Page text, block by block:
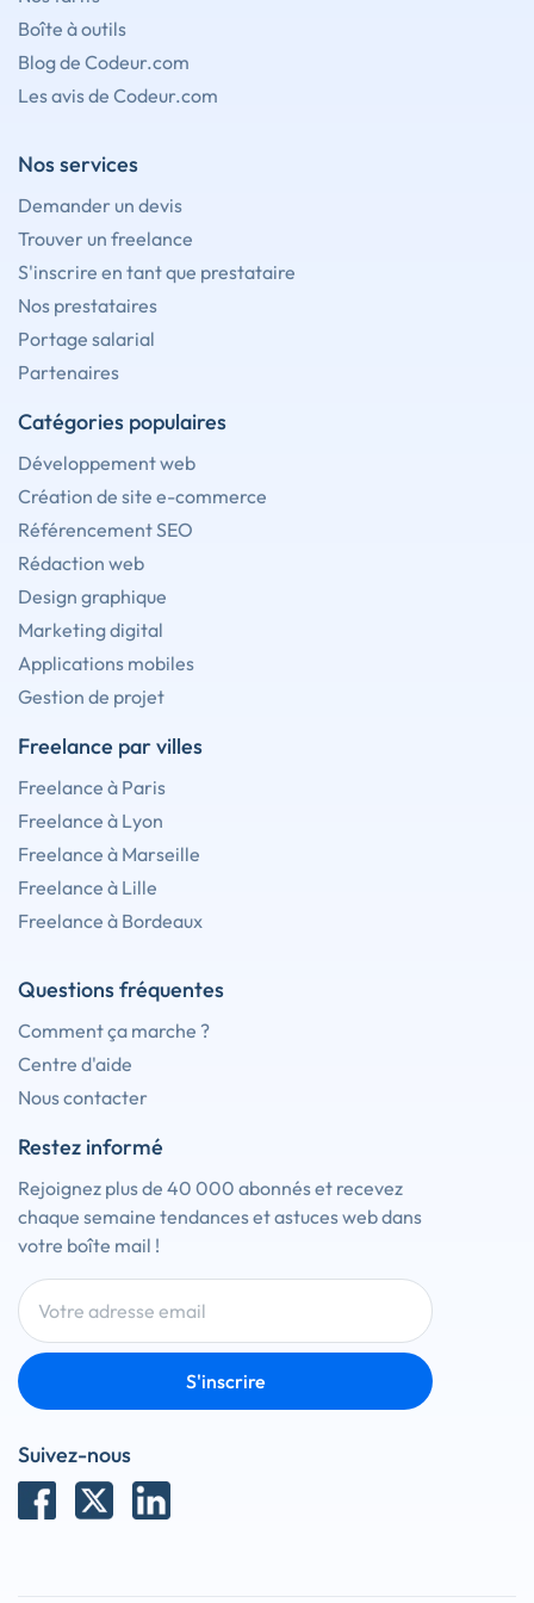
Boîte à outils
Blog de Codeur.com
Les avis de Codeur.com
Nos services
Demander un devis
Trouver un freelance
S'inscrire en tant que prestataire
Nos prestataires
Portage salarial
Partenaires
Catégories populaires
Développement web
Création de site e-commerce
Référencement SEO
Rédaction web
Design graphique
Marketing digital
Applications mobiles
Gestion de projet
Freelance par villes
Freelance à Paris
Freelance à Lyon
Freelance à Marseille
Freelance à Lille
Freelance à Bordeaux
Questions fréquentes
Comment ça marche ?
Centre d'aide
Nous contacter
Restez informé
Rejoignez plus de 40 000 abonnés et recevez
chaque semaine tendances et astuces web dans
votre boîte mail !
S'inscrire
Suivez-nous